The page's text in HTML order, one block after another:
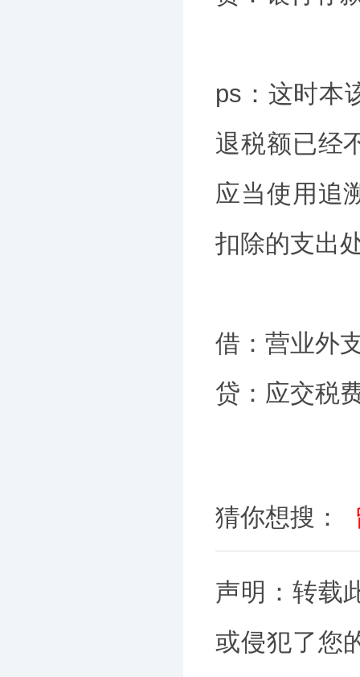
ps：这时本
退税额已经
应当使用追
扣除的支出
借：营业外
贷：应交税
猜你想搜：
声明：转载
或侵犯了您